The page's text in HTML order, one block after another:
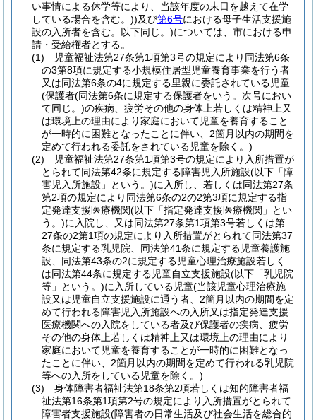
い事情による休学等により、当該年度の末日を越えて在学
している場合を含む。))及び第6号における母子生活支援施
設の入所者を含む。以下同じ。)については、市における申
請・受給権者とする。
(1) 児童福祉法第27条第1項第3号の規定により同法第6条
の3第8項に規定する小規模住居型児童養育事業を行う者
又は同法第6条の4に規定する里親に委託されている児童
(保護者(同法第6条に規定する保護者をいう。次号におい
て同じ。)の疾病、疲労その他の身体上若しくは精神上又
は環境上の理由により家庭において児童を養育すること
が一時的に困難となったことに伴い、2箇月以内の期間を
定めて行われる委託をされている児童を除く。)
(2) 児童福祉法第27条第1項第3号の規定により入所措置が
とられて同法第42条に規定する障害児入所施設(以下「障
害児入所施設」という。)に入所し、若しくは同法第27条
第2項の規定により同法第6条の2の2第3項に規定する指
定発達支援医療機関(以下「指定発達支援医療機関」とい
う。)に入院し、又は同法第27条第1項第3号若しくは第
27条の2第1項の規定により入所措置がとられて同法第37
条に規定する乳児院、同法第41条に規定する児童養護施
設、同法第43条の2に規定する児童心理治療施設若しく
は同法第44条に規定する児童自立支援施設(以下「乳児院
等」という。)に入所している児童(当該児童心理治療施
設又は児童自立支援施設に通う者、2箇月以内の期間を定
めて行われる障害児入所施設への入所又は指定発達支援
医療機関への入院をしている者及び保護者の疾病、疲労
その他の身体上若しくは精神上又は環境上の理由により
家庭において児童を養育することが一時的に困難となっ
たことに伴い、2箇月以内の期間を定めて行われる乳児院
等への入所をしている児童を除く。)
(3) 身体障害者福祉法第18条第2項若しくは知的障害者福
祉法第16条第1項第2号の規定により入所措置がとられて
障害者支援施設(障害者の日常生活及び社会生活を総合的